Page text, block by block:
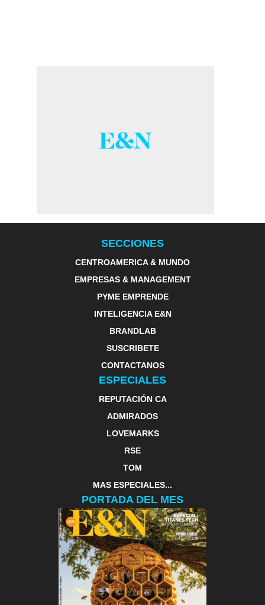
SECCIONES
CENTROAMERICA & MUNDO
EMPRESAS & MANAGEMENT
PYME EMPRENDE
INTELIGENCIA E&N
BRANDLAB
SUSCRIBETE
CONTACTANOS
ESPECIALES
REPUTACIÓN CA
ADMIRADOS
LOVEMARKS
RSE
TOM
MAS ESPECIALES...
PORTADA DEL MES